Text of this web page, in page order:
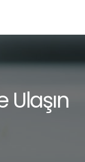
Ulaşın